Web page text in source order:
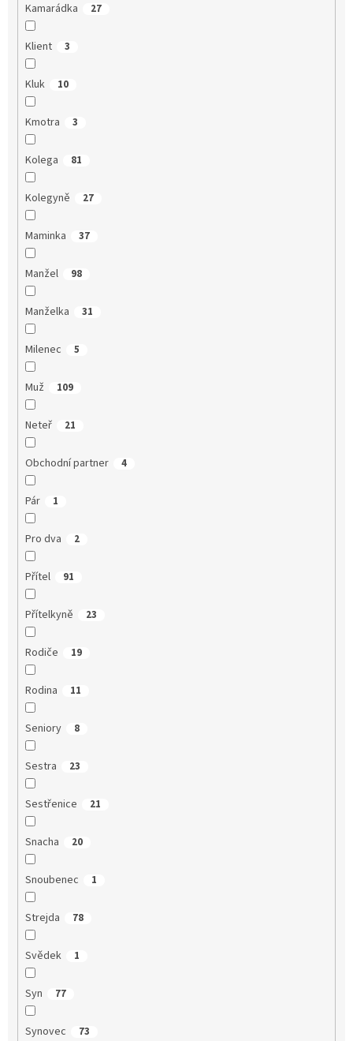
Kamarádka 27
Klient 3
Kluk 10
Kmotra 3
Kolega 81
Kolegyně 27
Maminka 37
Manžel 98
Manželka 31
Milenec 5
Muž 109
Neteř 21
Obchodní partner 4
Pár 1
Pro dva 2
Přítel 91
Přítelkyně 23
Rodiče 19
Rodina 11
Seniory 8
Sestra 23
Sestřenice 21
Snacha 20
Snoubenec 1
Strejda 78
Svědek 1
Syn 77
Synovec 73